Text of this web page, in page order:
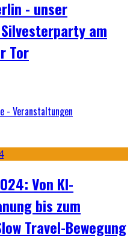
- unser
am
Tor
- Veranstaltungen
Von KI-
bis zum
Travel-Bewegung